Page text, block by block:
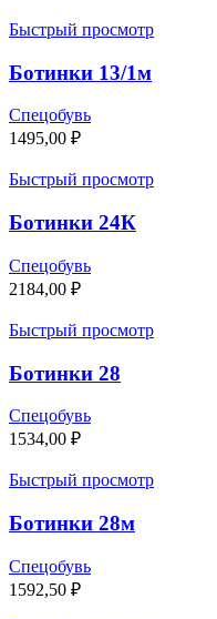
Быстрый просмотр
Ботинки 13/1м
Спецобувь
1495,00 ₽
Быстрый просмотр
Ботинки 24К
Спецобувь
2184,00 ₽
Быстрый просмотр
Ботинки 28
Спецобувь
1534,00 ₽
Быстрый просмотр
Ботинки 28м
Спецобувь
1592,50 ₽